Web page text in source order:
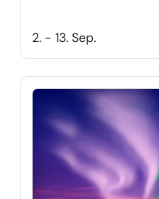
2. - 13. Sep.